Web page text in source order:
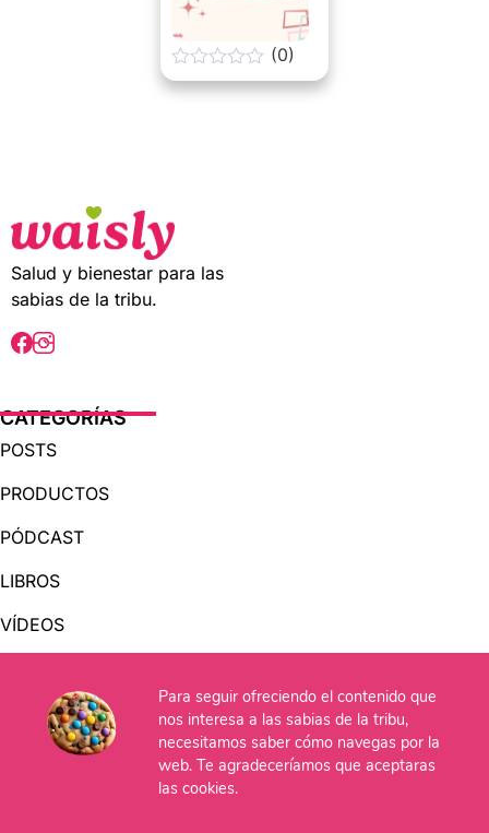
0
o
(0)
Salud y bienestar para las
sabias de la tribu.
CATEGORÍAS
POSTS
PRODUCTOS
PÓDCAST
LIBROS
VÍDEOS
OTRAS PÁGINAS
Para seguir ofreciendo el contenido que
nos interesa a las sabias de la tribu,
necesitamos saber cómo navegas por la
web. Te agradeceríamos que aceptaras
las cookies.